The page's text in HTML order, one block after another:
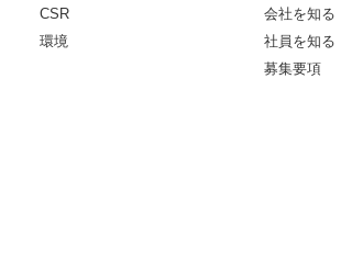
CSR
環境
会社を知る
社員を知る
募集要項